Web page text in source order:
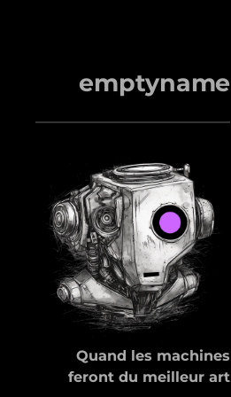
emptyname
Quand les machines
feront du meilleur art